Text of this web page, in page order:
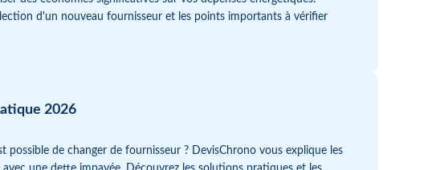
d'un nouveau fournisseur et les points importants à vérifier
2026
de changer de fournisseur ? DevisChrono vous explique les